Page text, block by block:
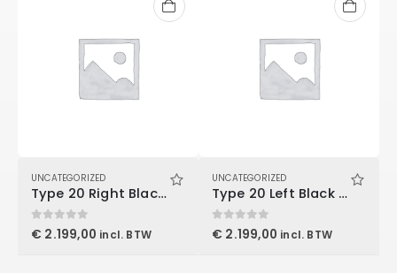
UNCATEGORIZED
Type 20 Right Black MKII
0out of 5
€ 2.199,00 incl. BTW
UNCATEGORIZED
Type 20 Left Black MKII
0out of 5
€ 2.199,00 incl. BTW